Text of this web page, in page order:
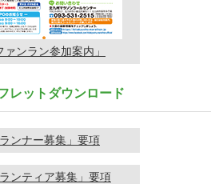
ァンラン参加案内」
レットダウンロード
ランナー募集」要項
ランティア募集」要項